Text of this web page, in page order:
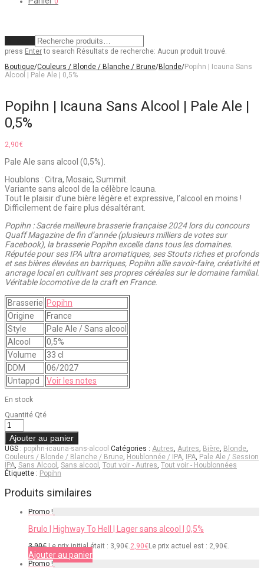
press Enterto search Résultats de recherche: Aucun produit trouvé.
Boutique/Couleurs / Blonde / Blanche / Brune/Blonde/Popihn | Icauna Sans
Alcool | Pale Ale | 0,5%
Popihn | Icauna Sans Alcool | Pale Ale |
0,5%
2,90€
Pale Ale sans alcool (0,5%).
Houblons : Citra, Mosaic, Summit.
Variante sans alcool de la célèbre Icauna.
Tout le plaisir d’une bière légère et expressive, l’alcool en moins !
Difficilement de faire plus désaltérant.
Popihn : Sacrée meilleure brasserie française 2024 lors du concours
Quaff Magazine de fin d’année (plusieurs milliers de votes sur
Facebook), la brasserie Popihn excelle dans tous les domaines.
Réputée pour ses IPA ultra aromatiques, ses Stouts riches et profonds
et ses bières élevées en barriques, Popihn allie savoir-faire, créativité et
ancrage local en cultivant ses propres céréales sur le domaine familial.
Véritable locomotive de la craft en France.
Brasserie Popihn
Origine
France
Style
Pale Ale / Sans alcool
Alcool
0,5%
Volume
33 cl
DDM
06/2027
Untappd
Voir les notes
En stock
Quantité Qté
Ajouter au panier
UGS : popihn-icauna-sans-alcool Catégories : Autres, Autres, Bière, Blonde,
Couleurs / Blonde / Blanche / Brune, Houblonnée / IPA, IPA, Pale Ale / Session
IPA, Sans Alcool , Sans alcool , Tout voir - Autres, Tout voir - Houblonnées
Étiquette : Popihn
Produits similaires
Promo !
Brulo | Highway To Hell | Lager sans alcool | 0,5%
3,90€ Le prix initial était : 3,90€.2,90€Le prix actuel est : 2,90€.
Ajouter au panier
Promo !